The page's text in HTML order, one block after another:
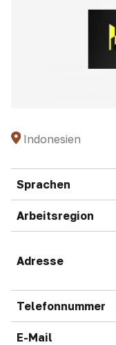
Indonesien
Sprachen
Arbeitsregion
Adresse
Telefonnummer
E-Mail